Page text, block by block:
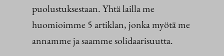
puolustuksestaan. Yhtä lailla me
huomioimme 5 artiklan, jonka myötä me
annamme ja saamme solidaarisuutta.